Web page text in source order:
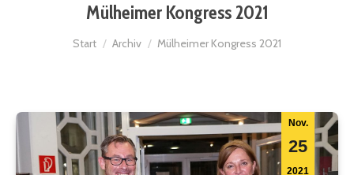
Mülheimer Kongress 2021
Sie befinden sich hier:
Start Archiv Mülheimer Kongress 2021
Nov.
25
2021